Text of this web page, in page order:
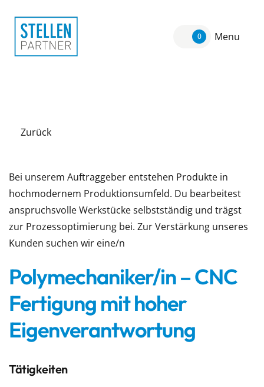
0 Menu
Zurück
Bei unserem Auftraggeber entstehen Produkte in
hochmodernem Produktionsumfeld. Du bearbeitest
anspruchsvolle Werkstücke selbstständig und trägst
zur Prozessoptimierung bei. Zur Verstärkung unseres
Kunden suchen wir eine/n
Polymechaniker/in – CNC
Fertigung mit hoher
Eigenverantwortung
Tätigkeiten